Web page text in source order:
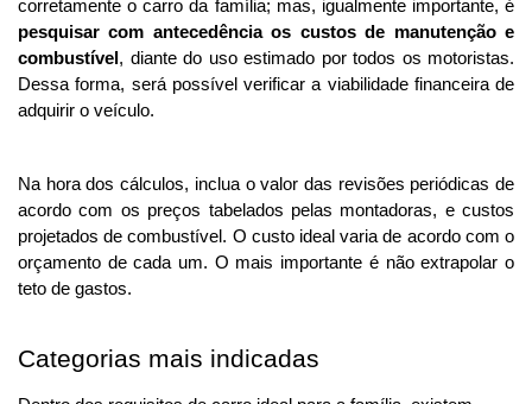
pesquisar com antecedência os custos de manutenção e
combustível , diante do uso estimado por todos os motoristas.
Dessa forma, será possível verificar a viabilidade financeira de
adquirir o veículo.
Na hora dos cálculos, inclua o valor das revisões periódicas de
acordo com os preços tabelados pelas montadoras, e custos
projetados de combustível. O custo ideal varia de acordo com o
orçamento de cada um. O mais importante é não extrapolar o
teto de gastos.
Categorias mais indicadas